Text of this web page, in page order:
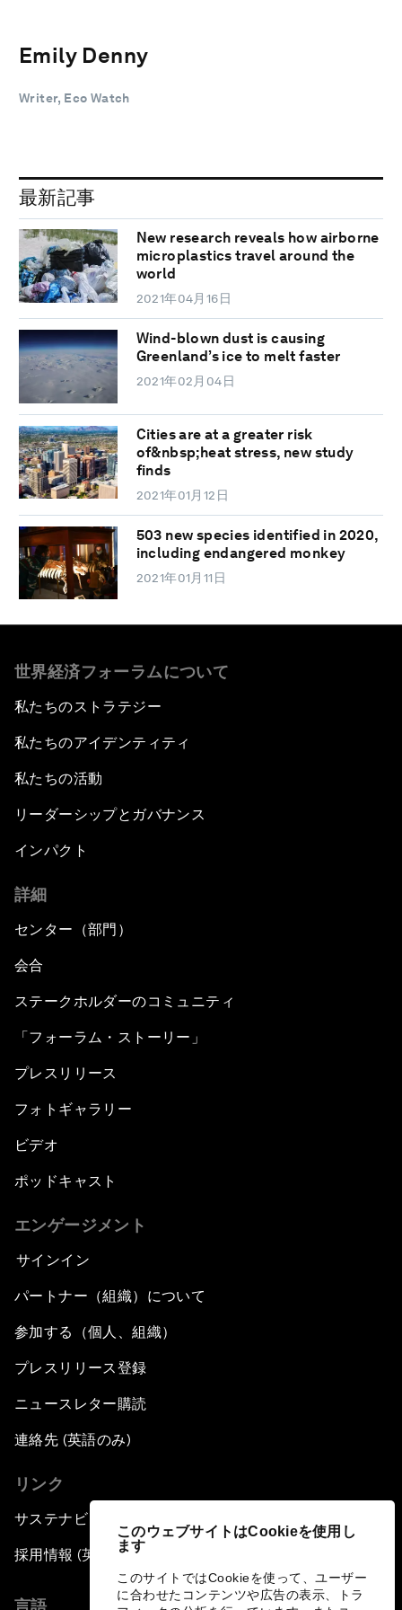
このウェブサイトはCookieを使用し
ます
このサイトではCookieを使って、ユーザー
に合わせたコンテンツや広告の表示、トラ
Emily Denny
Writer, Eco Watch
最新記事
New research reveals how airborne
microplastics travel around the
world
2021年04月16日
Wind-blown dust is causing
Greenland’s ice to melt faster
2021年02月04日
Cities are at a greater risk
of&nbsp;heat stress, new study
finds
2021年01月12日
503 new species identified in 2020,
including endangered monkey
2021年01月11日
世界経済フォーラムについて
私たちのストラテジー
私たちのアイデンティティ
私たちの活動
リーダーシップとガバナンス
インパクト
詳細
センター（部門）
会合
ステークホルダーのコミュニティ
「フォーラム・ストーリー」
プレスリリース
フォトギャラリー
ビデオ
ポッドキャスト
エンゲージメント
サインイン
パートナー（組織）について
参加する（個人、組織）
プレスリリース登録
ニュースレター購読
連絡先 (英語のみ)
リンク
サステナビリティへの取り組み
採用情報 (英語のみ)
言語